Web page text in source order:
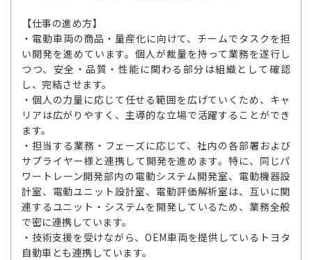
【仕事の進め方】
・電動車両の商品・量産化に向けて、チームでタスクを担
い開発を進めています。個人が裁量を持って業務を遂行し
つつ、安全・品質・性能に関わる部分は組織として確認
し、完結させます。
・個人の力量に応じて任せる範囲を広げていくため、キャ
リアは広がりやすく、主導的な立場で活躍することができ
ます。
・担当する業務・フェーズに応じて、社内の各部署および
サプライヤー様と連携して開発を進めます。特に、同じパ
ワートレーン開発部内の電動システム開発室、電動機器設
計室、電動ユニット設計室、電動評価解析室は、互いに関
連するユニット・システムを開発しているため、業務全般
で密に連携しています。
・技術支援を受けながら、OEM車両を提供しているトヨタ
自動車とも連携しています。